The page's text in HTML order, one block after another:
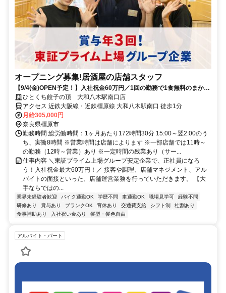
オープニング募集!居酒屋の店舗スタッフ
【9/4(金)OPEN予定！】入社祝金60万円／1回の勤務で1食無料のまかな
いあり！／働きやすい環境づくりに力を入れています◎
ひとくち餃子の頂 大和八木駅南口店
アクセス 近鉄大阪線・近鉄橿原線 大和八木駅南口 徒歩1分
月給305,000円
奈良県橿原市
勤務時間 総労働時間：1ヶ月あたり172時間30分 15:00～翌2:00のう
ち、実働8時間 ※営業時間は店舗によります ※一部店舗では11時～
の勤務（12時～営業）あり ※一定時間の残業あり（サー...
仕事内容 ＼東証プライム上場グループ安定企業で、正社員になろ
う！入社祝金最大60万円！／ 接客や調理、店舗マネジメント、アル
バイトの面接といった、店舗運営業務を行っていただきます。 【大
手ならではの...
業界未経験者歓迎 バイク通勤OK 学歴不問 車通勤OK 職場見学可
経験不問
研修あり
賞与あり ブランクOK 育休あり 交通費支給 シフト制
社割あり
食事補助あり
入社祝い金あり 髪型・髪色自由
アルバイト・パート